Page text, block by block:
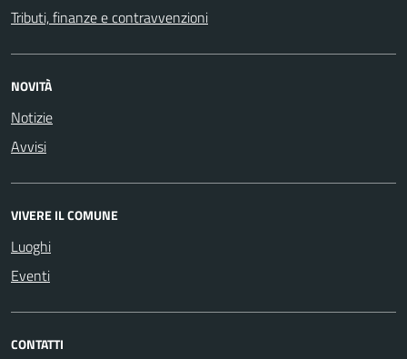
Tributi, finanze e contravvenzioni
NOVITÀ
Notizie
Avvisi
VIVERE IL COMUNE
Luoghi
Eventi
CONTATTI